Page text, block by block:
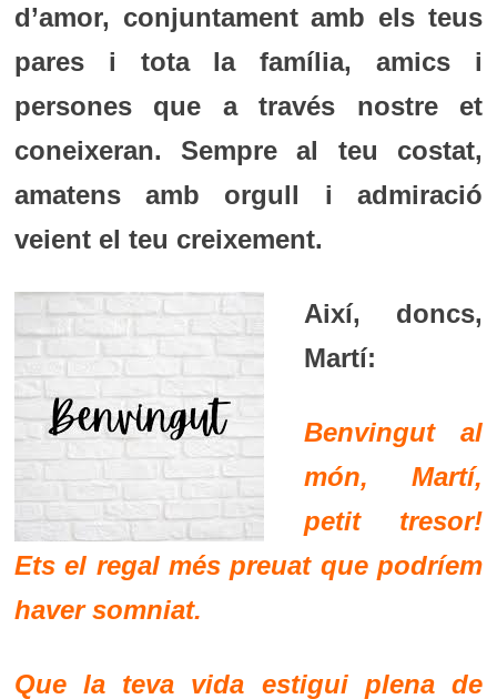
d’amor, conjuntament amb els teus
pares i tota la família, amics i
persones que a través nostre et
coneixeran. Sempre al teu costat,
amatens amb orgull i admiració
veient el teu creixement.
Així, doncs,
Martí:
Benvingut al
món, Martí,
petit tresor!
Ets el regal més preuat que podríem
haver somniat.
Que la teva vida estigui plena de